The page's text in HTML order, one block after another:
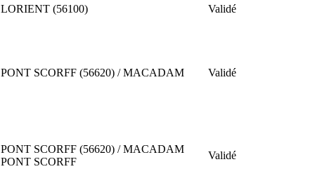
LORIENT (56100) Validé
PONT SCORFF (56620) / MACADAM Validé
PONT SCORFF (56620) / MACADAM
PONT SCORFF
Validé